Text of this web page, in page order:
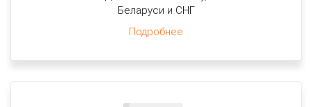
Беларуси и СНГ
Подробнее